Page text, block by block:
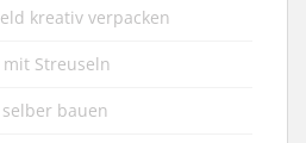
kreativ verpacken
Streuseln
bauen